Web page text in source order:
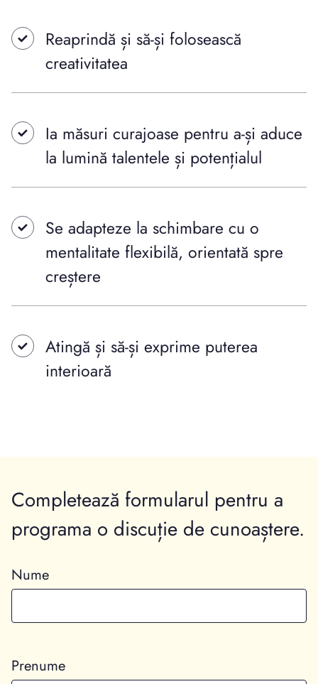
Reaprindă și să-și folosească
creativitatea
Ia măsuri curajoase pentru a-și aduce
la lumină talentele și potențialul
Se adapteze la schimbare cu o
mentalitate flexibilă, orientată spre
creștere
Atingă și să-și exprime puterea
interioară
Completează formularul pentru a
programa o discuție de cunoaștere.
Nume
Prenume